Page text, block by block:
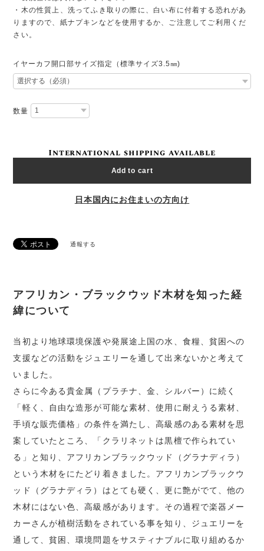
・木の性質上、洗ってふき取りの際に、白い布に付着する恐れがあ
りますので、紙ナプキンなどを使用するか、ご注意してご利用くだ
さい。
イヤーカフ開口部サイズ指定（標準サイズ3.5㎜)
数量
International shipping available
Add to cart
日本国内にお住まいの方向け
通報する
アフリカン・ブラックウッド木材を知った経
緯について
当初より地球環境保護や発展途上国の水、食糧、貧困への
支援などの活動をジュエリーを通して出来ないかと考えて
いました。
さらに今ある貴金属（プラチナ、金、シルバー）に続く
「軽く、自由な造形が可能な素材、使用に耐えうる素材、
手頃な販売価格」の条件を満たし、高級感のある素材を思
案していたところ、「クラリネットは黒檀で作られてい
る」と知り、アフリカンブラックウッド（グラナディラ）
という木材をにたどり着きました。アフリカンブラックウ
ッド（グラナディラ）はとても硬く、更に艶がでて、他の
木材にはない色、高級感があります。その過程で楽器メー
カーさんが植樹活動をされている事を知り、ジュエリーを
通して、貧困、環境問題をサスティナブルに取り組めるか